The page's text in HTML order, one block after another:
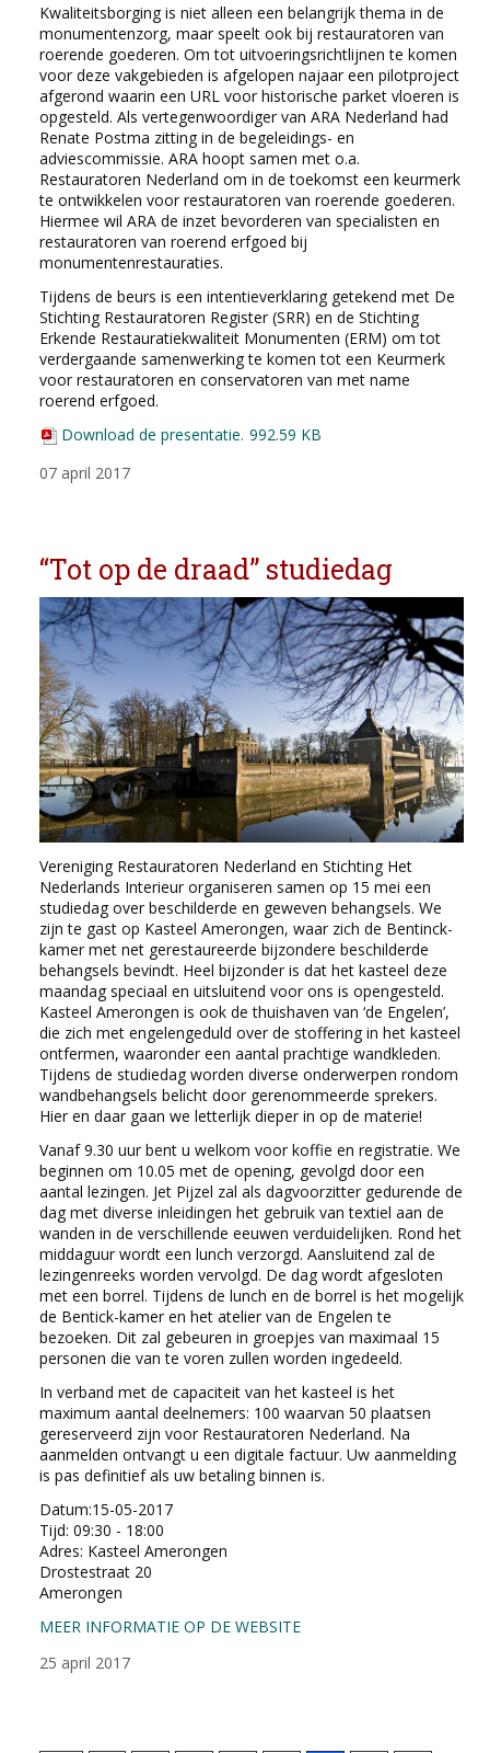
Kwaliteitsborging is niet alleen een belangrijk thema in de
monumentenzorg, maar speelt ook bij restauratoren van
roerende goederen. Om tot uitvoeringsrichtlijnen te komen
voor deze vakgebieden is afgelopen najaar een pilotproject
afgerond waarin een URL voor historische parket vloeren is
opgesteld. Als vertegenwoordiger van ARA Nederland had
Renate Postma zitting in de begeleidings- en
adviescommissie. ARA hoopt samen met o.a.
Restauratoren Nederland om in de toekomst een keurmerk
te ontwikkelen voor restauratoren van roerende goederen.
Hiermee wil ARA de inzet bevorderen van specialisten en
restauratoren van roerend erfgoed bij
monumentenrestauraties.
Tijdens de beurs is een intentieverklaring getekend met De
Stichting Restauratoren Register (SRR) en de Stichting
Erkende Restauratiekwaliteit Monumenten (ERM) om tot
verdergaande samenwerking te komen tot een Keurmerk
voor restauratoren en conservatoren van met name
roerend erfgoed.
Download de presentatie. 992.59 KB
07 april 2017
“Tot op de draad” studiedag
Vereniging Restauratoren Nederland en Stichting Het
Nederlands Interieur organiseren samen op 15 mei een
studiedag over beschilderde en geweven behangsels. We
zijn te gast op Kasteel Amerongen, waar zich de Bentinck-
kamer met net gerestaureerde bijzondere beschilderde
behangsels bevindt. Heel bijzonder is dat het kasteel deze
maandag speciaal en uitsluitend voor ons is opengesteld.
Kasteel Amerongen is ook de thuishaven van ‘de Engelen’,
die zich met engelengeduld over de stoffering in het kasteel
ontfermen, waaronder een aantal prachtige wandkleden.
Tijdens de studiedag worden diverse onderwerpen rondom
wandbehangsels belicht door gerenommeerde sprekers.
Hier en daar gaan we letterlijk dieper in op de materie!
Vanaf 9.30 uur bent u welkom voor koffie en registratie. We
beginnen om 10.05 met de opening, gevolgd door een
aantal lezingen. Jet Pijzel zal als dagvoorzitter gedurende de
dag met diverse inleidingen het gebruik van textiel aan de
wanden in de verschillende eeuwen verduidelijken. Rond het
middaguur wordt een lunch verzorgd. Aansluitend zal de
lezingenreeks worden vervolgd. De dag wordt afgesloten
met een borrel. Tijdens de lunch en de borrel is het mogelijk
de Bentick-kamer en het atelier van de Engelen te
bezoeken. Dit zal gebeuren in groepjes van maximaal 15
personen die van te voren zullen worden ingedeeld.
In verband met de capaciteit van het kasteel is het
maximum aantal deelnemers: 100 waarvan 50 plaatsen
gereserveerd zijn voor Restauratoren Nederland. Na
aanmelden ontvangt u een digitale factuur. Uw aanmelding
is pas definitief als uw betaling binnen is.
Datum:15-05-2017
Tijd: 09:30 - 18:00
Adres: Kasteel Amerongen
Drostestraat 20
Amerongen
MEER INFORMATIE OP DE WEBSITE
25 april 2017